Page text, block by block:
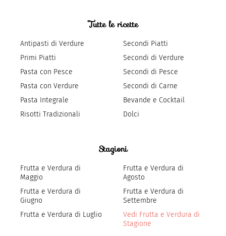
Tutte le ricette
Antipasti di Verdure
Primi Piatti
Pasta con Pesce
Pasta con Verdure
Pasta Integrale
Risotti Tradizionali
Secondi Piatti
Secondi di Verdure
Secondi di Pesce
Secondi di Carne
Bevande e Cocktail
Dolci
Stagioni
Frutta e Verdura di
Maggio
Frutta e Verdura di
Giugno
Frutta e Verdura di Luglio
Frutta e Verdura di
Agosto
Frutta e Verdura di
Settembre
Vedi Frutta e Verdura di
Stagione